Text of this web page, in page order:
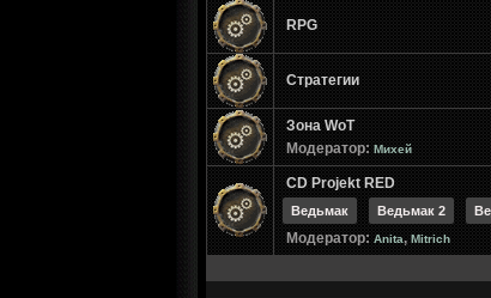
RPG
Стратегии
Зона WoT
Модератор: Михей
CD Projekt RED
Ведьмак Ведьмак 2
Модератор: Anita, Mitrich